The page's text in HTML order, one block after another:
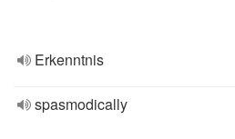
Erkenntnis
spasmodically